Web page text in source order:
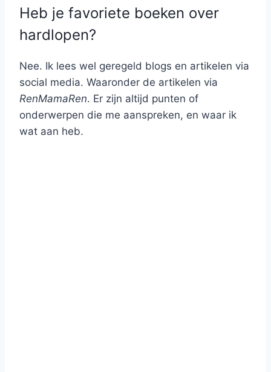
Heb je favoriete boeken over
hardlopen?
Nee. Ik lees wel geregeld blogs en artikelen via
social media. Waaronder de artikelen via
RenMamaRen. Er zijn altijd punten of
onderwerpen die me aanspreken, en waar ik
wat aan heb.